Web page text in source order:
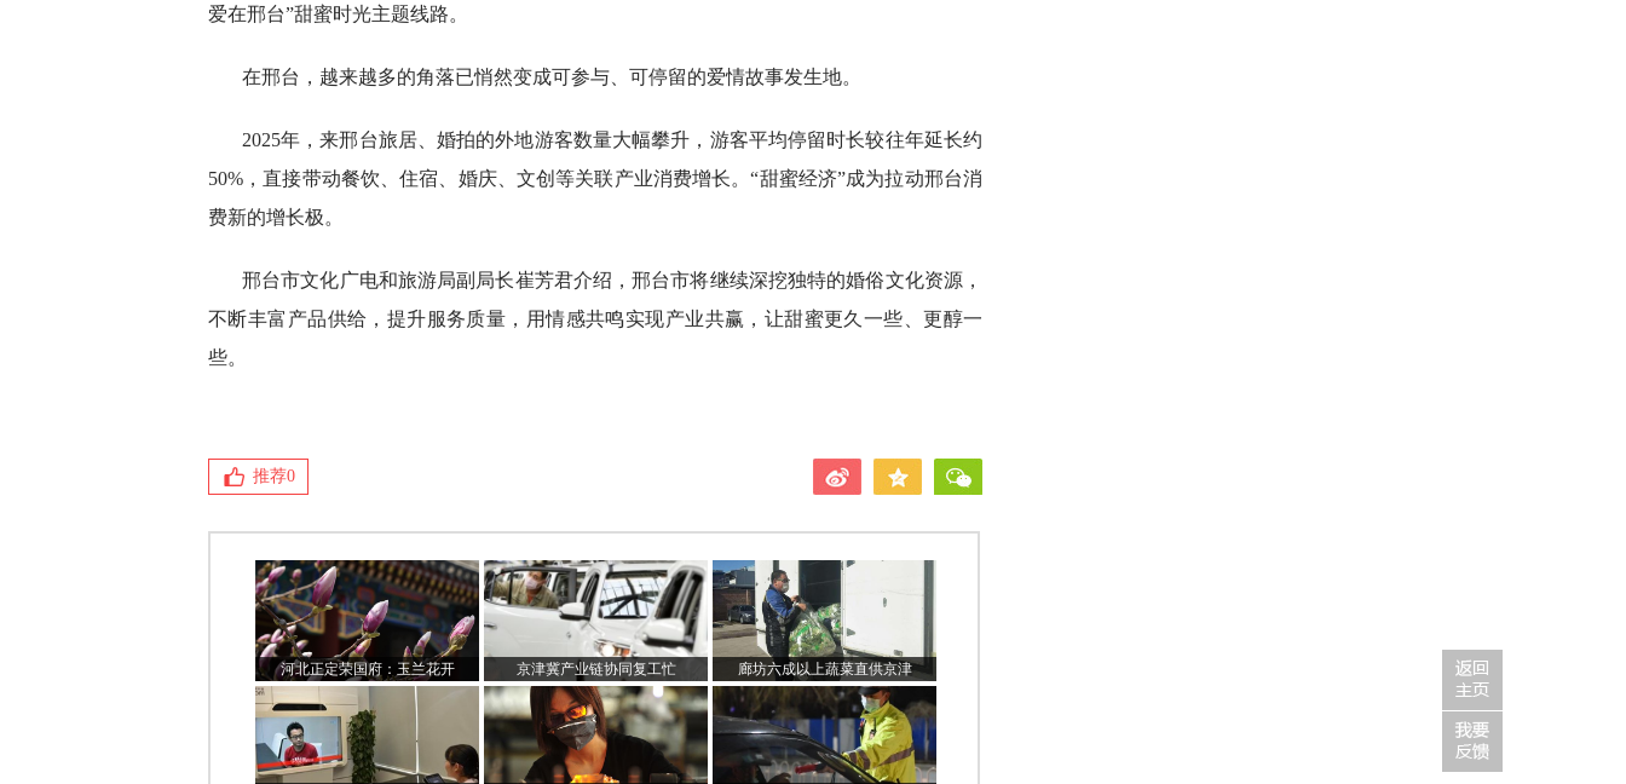
爱在邢台”甜蜜时光主题线路。
在邢台，越来越多的角落已悄然变成可参与、可停留的爱情故事发生地。
2025年，来邢台旅居、婚拍的外地游客数量大幅攀升，游客平均停留时长较往年延长约
50%，直接带动餐饮、住宿、婚庆、文创等关联产业消费增长。“甜蜜经济”成为拉动邢台消
费新的增长极。
邢台市文化广电和旅游局副局长崔芳君介绍，邢台市将继续深挖独特的婚俗文化资源，
不断丰富产品供给，提升服务质量，用情感共鸣实现产业共赢，让甜蜜更久一些、更醇一
些。
推荐0
河北正定荣国府：玉兰花开 京津冀产业链协同复工忙 廊坊六成以上蔬菜直供京津​